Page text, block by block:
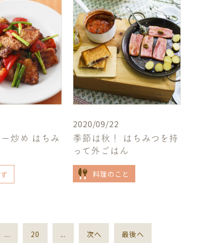
炒め はちみ
2020/09/22
季節は秋！ はちみつを持
って外ごはん
料理のこと
... 20 ... 次へ 最後へ